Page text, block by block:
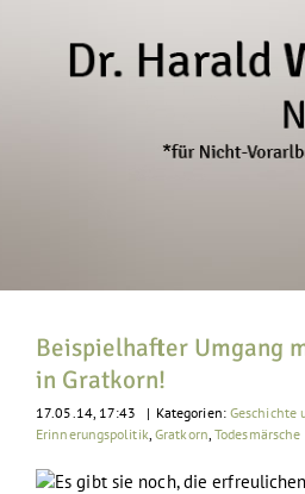
Beispielhafter Umgang
in Gratkorn!
17.05.14, 17:43 | Kategorien: Geschichte
Erinnerungspolitik,Gratkorn,Todesmärsche
Es gibt sie noch, die